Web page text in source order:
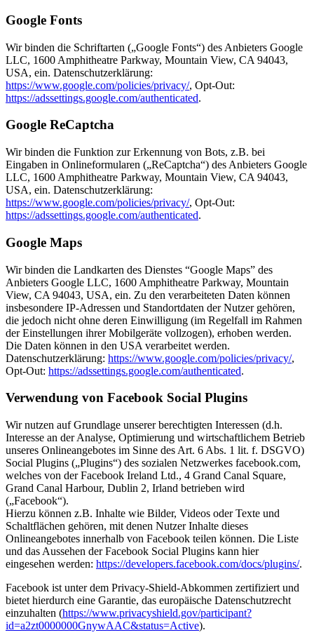
Google Fonts
Wir binden die Schriftarten („Google Fonts“) des Anbieters Google
LLC, 1600 Amphitheatre Parkway, Mountain View, CA 94043,
USA, ein. Datenschutzerklärung:
https://www.google.com/policies/privacy/, Opt-Out:
https://adssettings.google.com/authenticated.
Google ReCaptcha
Wir binden die Funktion zur Erkennung von Bots, z.B. bei
Eingaben in Onlineformularen („ReCaptcha“) des Anbieters Google
LLC, 1600 Amphitheatre Parkway, Mountain View, CA 94043,
USA, ein. Datenschutzerklärung:
https://www.google.com/policies/privacy/, Opt-Out:
https://adssettings.google.com/authenticated.
Google Maps
Wir binden die Landkarten des Dienstes “Google Maps” des
Anbieters Google LLC, 1600 Amphitheatre Parkway, Mountain
View, CA 94043, USA, ein. Zu den verarbeiteten Daten können
insbesondere IP-Adressen und Standortdaten der Nutzer gehören,
die jedoch nicht ohne deren Einwilligung (im Regelfall im Rahmen
der Einstellungen ihrer Mobilgeräte vollzogen), erhoben werden.
Die Daten können in den USA verarbeitet werden.
Datenschutzerklärung: https://www.google.com/policies/privacy/,
Opt-Out: https://adssettings.google.com/authenticated.
Verwendung von Facebook Social Plugins
Wir nutzen auf Grundlage unserer berechtigten Interessen (d.h.
Interesse an der Analyse, Optimierung und wirtschaftlichem Betrieb
unseres Onlineangebotes im Sinne des Art. 6 Abs. 1 lit. f. DSGVO)
Social Plugins („Plugins“) des sozialen Netzwerkes facebook.com,
welches von der Facebook Ireland Ltd., 4 Grand Canal Square,
Grand Canal Harbour, Dublin 2, Irland betrieben wird
(„Facebook“).
Hierzu können z.B. Inhalte wie Bilder, Videos oder Texte und
Schaltflächen gehören, mit denen Nutzer Inhalte dieses
Onlineangebotes innerhalb von Facebook teilen können. Die Liste
und das Aussehen der Facebook Social Plugins kann hier
eingesehen werden: https://developers.facebook.com/docs/plugins/.
Facebook ist unter dem Privacy-Shield-Abkommen zertifiziert und
bietet hierdurch eine Garantie, das europäische Datenschutzrecht
einzuhalten (https://www.privacyshield.gov/participant?
id=a2zt0000000GnywAAC&status=Active).